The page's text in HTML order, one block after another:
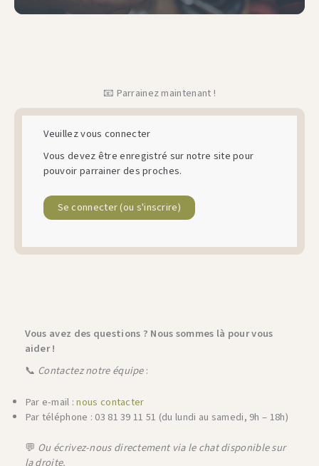
📧 Parrainez maintenant !
Veuillez vous connecter
Vous devez être enregistré sur notre site pour
pouvoir parrainer des proches.
Se connecter (ou s'inscrire)
Vous avez des questions ? Nous sommes là pour vous
aider !
📞 Contactez notre équipe:
Par e-mail :nous contacter
Par téléphone : 03 81 39 11 51 (du lundi au samedi, 9h – 18h)
💬 Ou écrivez-nous directement via le chat disponible sur